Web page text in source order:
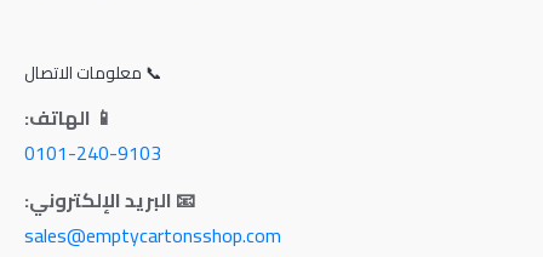
📞 معلومات الاتصال
📱 الهاتف:
0101-240-9103
📧 البريد الإلكتروني:
sales@emptycartonsshop.com